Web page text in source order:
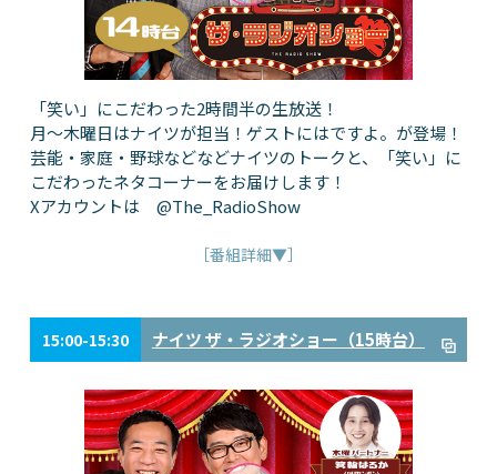
「笑い」にこだわった2時間半の生放送！
月～木曜日はナイツが担当！ゲストにはですよ。が登場！
芸能・家庭・野球などなどナイツのトークと、「笑い」に
こだわったネタコーナーをお届けします！
Xアカウントは @The_RadioShow
［番組詳細▼］
15:00-15:30 ナイツ ザ・ラジオショー（15時台）